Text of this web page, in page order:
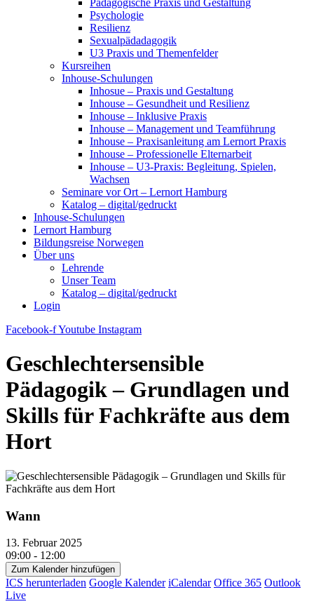
Pädagogische Praxis und Gestaltung
Psychologie
Resilienz
Sexualpädadagogik
U3 Praxis und Themenfelder
Kursreihen
Inhouse-Schulungen
Inhosue – Praxis und Gestaltung
Inhouse – Gesundheit und Resilienz
Inhouse – Inklusive Praxis
Inhouse – Management und Teamführung
Inhouse – Praxisanleitung am Lernort Praxis
Inhouse – Professionelle Elternarbeit
Inhouse – U3-Praxis: Begleitung, Spielen,
Wachsen
Seminare vor Ort – Lernort Hamburg
Katalog – digital/gedruckt
Inhouse-Schulungen
Lernort Hamburg
Bildungsreise Norwegen
Über uns
Lehrende
Unser Team
Katalog – digital/gedruckt
Login
Facebook-fYoutube Instagram
Geschlechtersensible
Pädagogik – Grundlagen und
Skills für Fachkräfte aus dem
Hort
Wann
13. Februar 2025
09:00 - 12:00
Zum Kalender hinzufügen
ICS herunterladen Google Kalender iCalendar Office 365 Outlook
Live